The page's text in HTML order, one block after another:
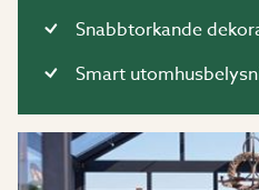
Snabbtorkande
Smart